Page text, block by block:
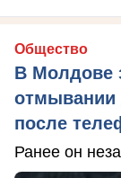
Общество
В Молдове
отмывании
после
Ранее он